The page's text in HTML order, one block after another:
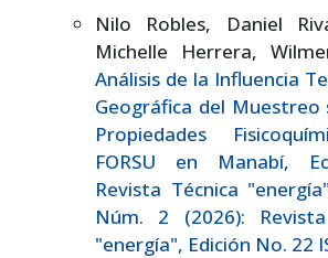
Nilo Robles, Daniel
Michelle Herrera,
Análisis de la Influencia
Geográfica del Muestreo
Propiedades
FORSU en Manabí,
Revista Técnica
Núm. 2 (2026):
"energía", Edición No. 22